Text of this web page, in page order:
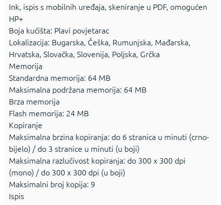
Ink, ispis s mobilnih uređaja, skeniranje u PDF, omogućen
HP+
Boja kućišta: Plavi povjetarac
Lokalizacija: Bugarska, Češka, Rumunjska, Mađarska,
Hrvatska, Slovačka, Slovenija, Poljska, Grčka
Memorija
Standardna memorija: 64 MB
Maksimalna podržana memorija: 64 MB
Brza memorija
Flash memorija: 24 MB
Kopiranje
Maksimalna brzina kopiranja: do 6 stranica u minuti (crno-
bijelo) / do 3 stranice u minuti (u boji)
Maksimalna razlučivost kopiranja: do 300 x 300 dpi
(mono) / do 300 x 300 dpi (u boji)
Maksimalni broj kopija: 9
Ispis